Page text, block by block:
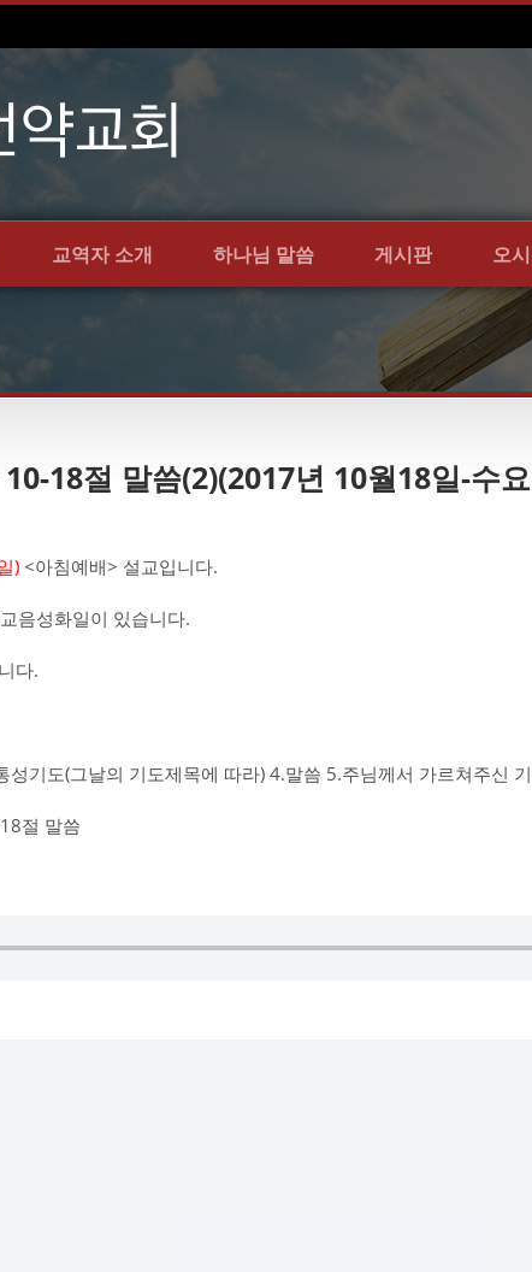
교역자 소개 하나님 말씀 게시판 오
18절 말씀(2)(2017년 10월18일-수
) <아침예배> 설교입니다.
음성화일이 있습니다.
다.
성기도(그날의 기도제목에 따라) 4.말씀 5.주님께서 가르쳐주신
절 말씀